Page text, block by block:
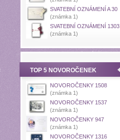
SVATEBNÍ OZNÁMENÍ A 30
(známka 1)
SVATEBNÍ OZNÁMENÍ 1303
(známka 1)
TOP 5 NOVOROČENEK
NOVOROČENKY 1508
(známka 1)
NOVOROČENKY 1537
(známka 1)
NOVOROČENKY 947
(známka 1)
NOVOROČENKY 1316